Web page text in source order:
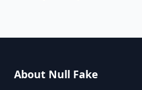
About Null Fake